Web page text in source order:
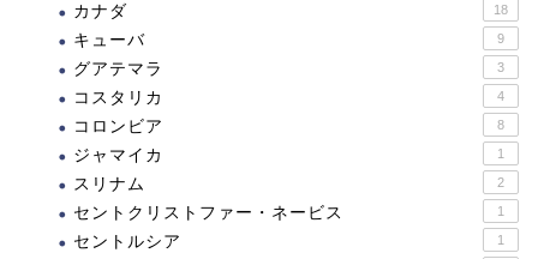
カナダ 18
キューバ 9
グアテマラ 3
コスタリカ 4
コロンビア 8
ジャマイカ 1
スリナム 2
セントクリストファー・ネービス 1
セントルシア 1